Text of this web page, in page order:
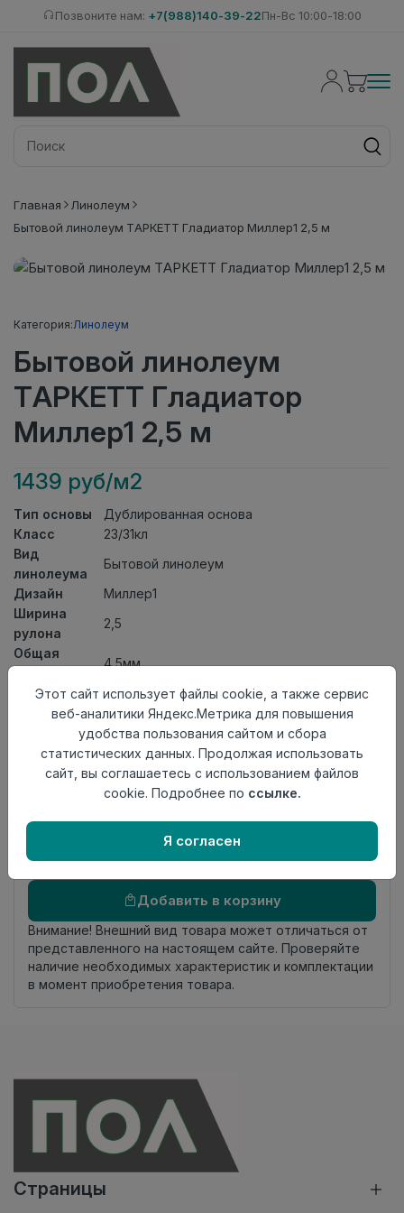
Позвоните нам: +7(988)140-39-22Пн-Вс 10:00-18:00
Главная
Линолеум
Бытовой линолеум ТАРКЕТТ Гладиатор Миллер1 2,5 м
Категория:Линолеум
Бытовой линолеум
ТАРКЕТТ Гладиатор
Миллер1 2,5 м
1439 руб/м2
Тип основы
Дублированная основа
Класс
23/31кл
Вид
линолеума
Бытовой линолеум
Дизайн
Миллер1
Ширина
рулона
2,5
Общая
4,5мм
Толщина
защитного
0,35мм
АктуальностьАктуален
Страна
происхождения
Россия
Осталось1.2 пог. м
Добавить в корзину
Внимание! Внешний вид товара может отличаться от
представленного на настоящем сайте. Проверяйте
наличие необходимых характеристик и комплектации
в момент приобретения товара.
Страницы
Этот сайт использует файлы cookie, а также сервис
веб-аналитики Яндекс.Метрика для повышения
удобства пользования сайтом и сбора
статистических данных. Продолжая использовать
сайт, вы соглашаетесь с использованием файлов
cookie. Подробнее по ссылке.
Я согласен